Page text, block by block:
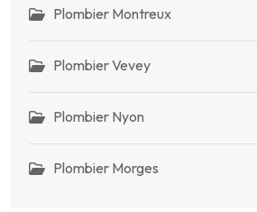
Plombier Montreux
Plombier Vevey
Plombier Nyon
Plombier Morges